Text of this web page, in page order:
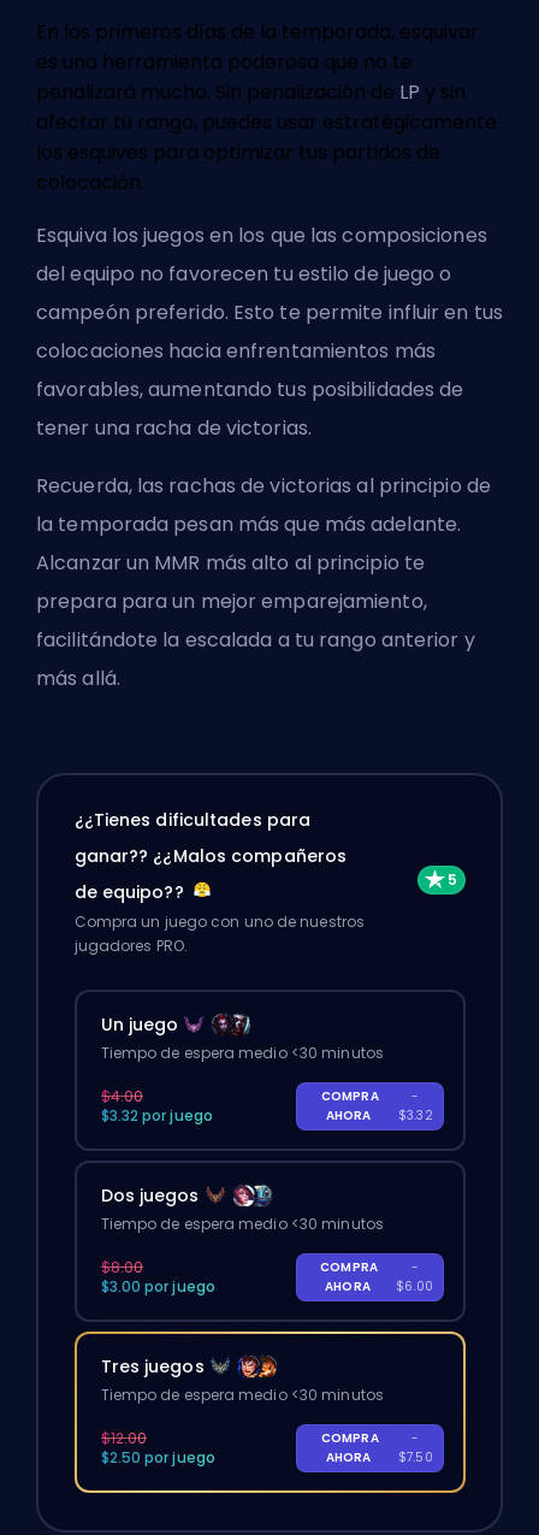
En los primeros días de la temporada, esquivar
es una herramienta poderosa que no te
penalizará mucho. Sin penalización de LP y sin
afectar tu rango, puedes usar estratégicamente
los esquives para optimizar tus partidos de
colocación.
Esquiva los juegos en los que las composiciones
del equipo no favorecen tu estilo de juego o
campeón preferido. Esto te permite influir en tus
colocaciones hacia enfrentamientos más
favorables, aumentando tus posibilidades de
tener una racha de victorias.
Recuerda, las rachas de victorias al principio de
la temporada pesan más que más adelante.
Alcanzar un MMR más alto al principio te
prepara para un mejor emparejamiento,
facilitándote la escalada a tu rango anterior y
más allá.
¿¿Tienes dificultades para
ganar?? ¿¿Malos compañeros
de equipo??
Compra un juego con uno de nuestros
jugadores PRO.
Un juego
Tiempo de espera medio <30 minutos
$4.00
$3.32 por juego
COMPRA
AHORA
-
$3.32
Dos juegos
Tiempo de espera medio <30 minutos
$8.00
$3.00 por juego
COMPRA
AHORA
-
$6.00
Tres juegos
Tiempo de espera medio <30 minutos
$12.00
$2.50 por juego
COMPRA
AHORA
-
$7.50